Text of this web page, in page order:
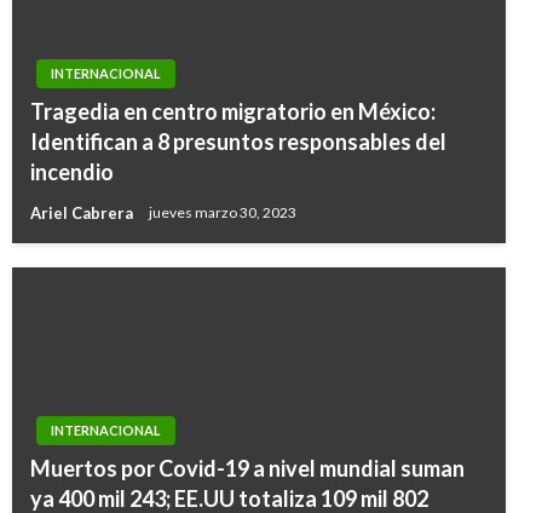
INTERNACIONAL
Tragedia en centro migratorio en México:
Identifican a 8 presuntos responsables del
incendio
Ariel Cabrera jueves marzo 30, 2023
INTERNACIONAL
Muertos por Covid-19 a nivel mundial suman
ya 400 mil 243; EE.UU totaliza 109 mil 802
INTERNACIONAL
Maduro afirma que ha detectado más de 47
complot contra la aviación militar promovidos